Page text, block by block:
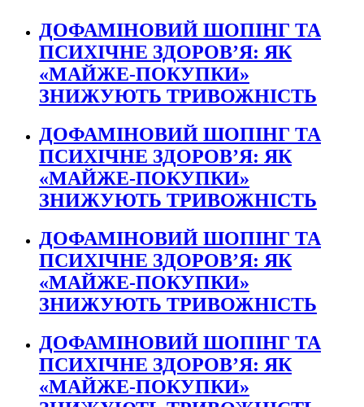
ДОФАМІНОВИЙ ШОПІНГ ТА
ПСИХІЧНЕ ЗДОРОВ’Я: ЯК
«МАЙЖЕ-ПОКУПКИ»
ЗНИЖУЮТЬ ТРИВОЖНІСТЬ
ДОФАМІНОВИЙ ШОПІНГ ТА
ПСИХІЧНЕ ЗДОРОВ’Я: ЯК
«МАЙЖЕ-ПОКУПКИ»
ЗНИЖУЮТЬ ТРИВОЖНІСТЬ
ДОФАМІНОВИЙ ШОПІНГ ТА
ПСИХІЧНЕ ЗДОРОВ’Я: ЯК
«МАЙЖЕ-ПОКУПКИ»
ЗНИЖУЮТЬ ТРИВОЖНІСТЬ
ДОФАМІНОВИЙ ШОПІНГ ТА
ПСИХІЧНЕ ЗДОРОВ’Я: ЯК
«МАЙЖЕ-ПОКУПКИ»